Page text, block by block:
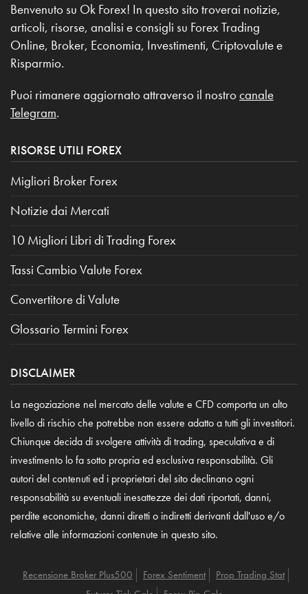
Benvenuto su Ok Forex! In questo sito troverai notizie,
articoli, risorse, analisi e consigli su Forex Trading
Online, Broker, Economia, Investimenti, Criptovalute e
Risparmio.
Puoi rimanere aggiornato attraverso il nostro canale
Telegram.
RISORSE UTILI FOREX
Migliori Broker Forex
Notizie dai Mercati
10 Migliori Libri di Trading Forex
Tassi Cambio Valute Forex
Convertitore di Valute
Glossario Termini Forex
DISCLAIMER
La negoziazione nel mercato delle valute e CFD comporta un alto
livello di rischio che potrebbe non essere adatto a tutti gli investitori.
Chiunque decida di svolgere attività di trading, speculativa e di
investimento lo fa sotto propria ed esclusiva responsabilità. Gli
autori del contenuti ed i proprietari del sito declinano ogni
responsabilità su eventuali inesattezze dei dati riportati, danni,
perdite economiche, danni diretti o indiretti derivanti dall'uso e/o
relative alle informazioni contenute in questo sito.
Recensione Broker Plus500 Forex Sentiment
Prop Trading Stat